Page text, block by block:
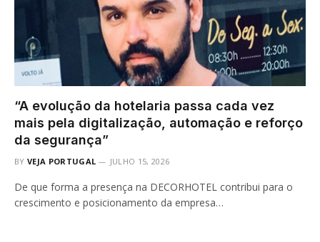
“A evolução da hotelaria passa cada vez
mais pela digitalização, automação e reforço
da segurança”
BY VEJA PORTUGAL JULHO 15, 2026
De que forma a presença na DECORHOTEL contribui para o
crescimento e posicionamento da empresa…